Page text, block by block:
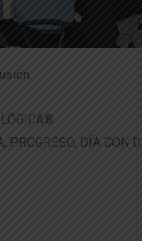
PROGRESO, DÍA CON